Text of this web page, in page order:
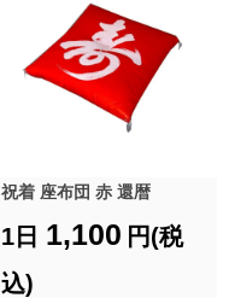
祝着 座布団 赤 還暦
1日 1,100 円(税
込)